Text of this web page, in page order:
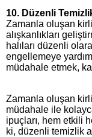
10. Düzenli
Zamanla oluşan
alışkanlıkları
halıları düzenli
engellemeye
müdahale etmek,
Zamanla oluşan
müdahale ile
ipuçları, hem etkili
ki, düzenli temizlik